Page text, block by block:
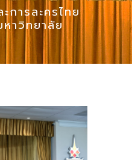
การละครไทย
าวิทยาลัย